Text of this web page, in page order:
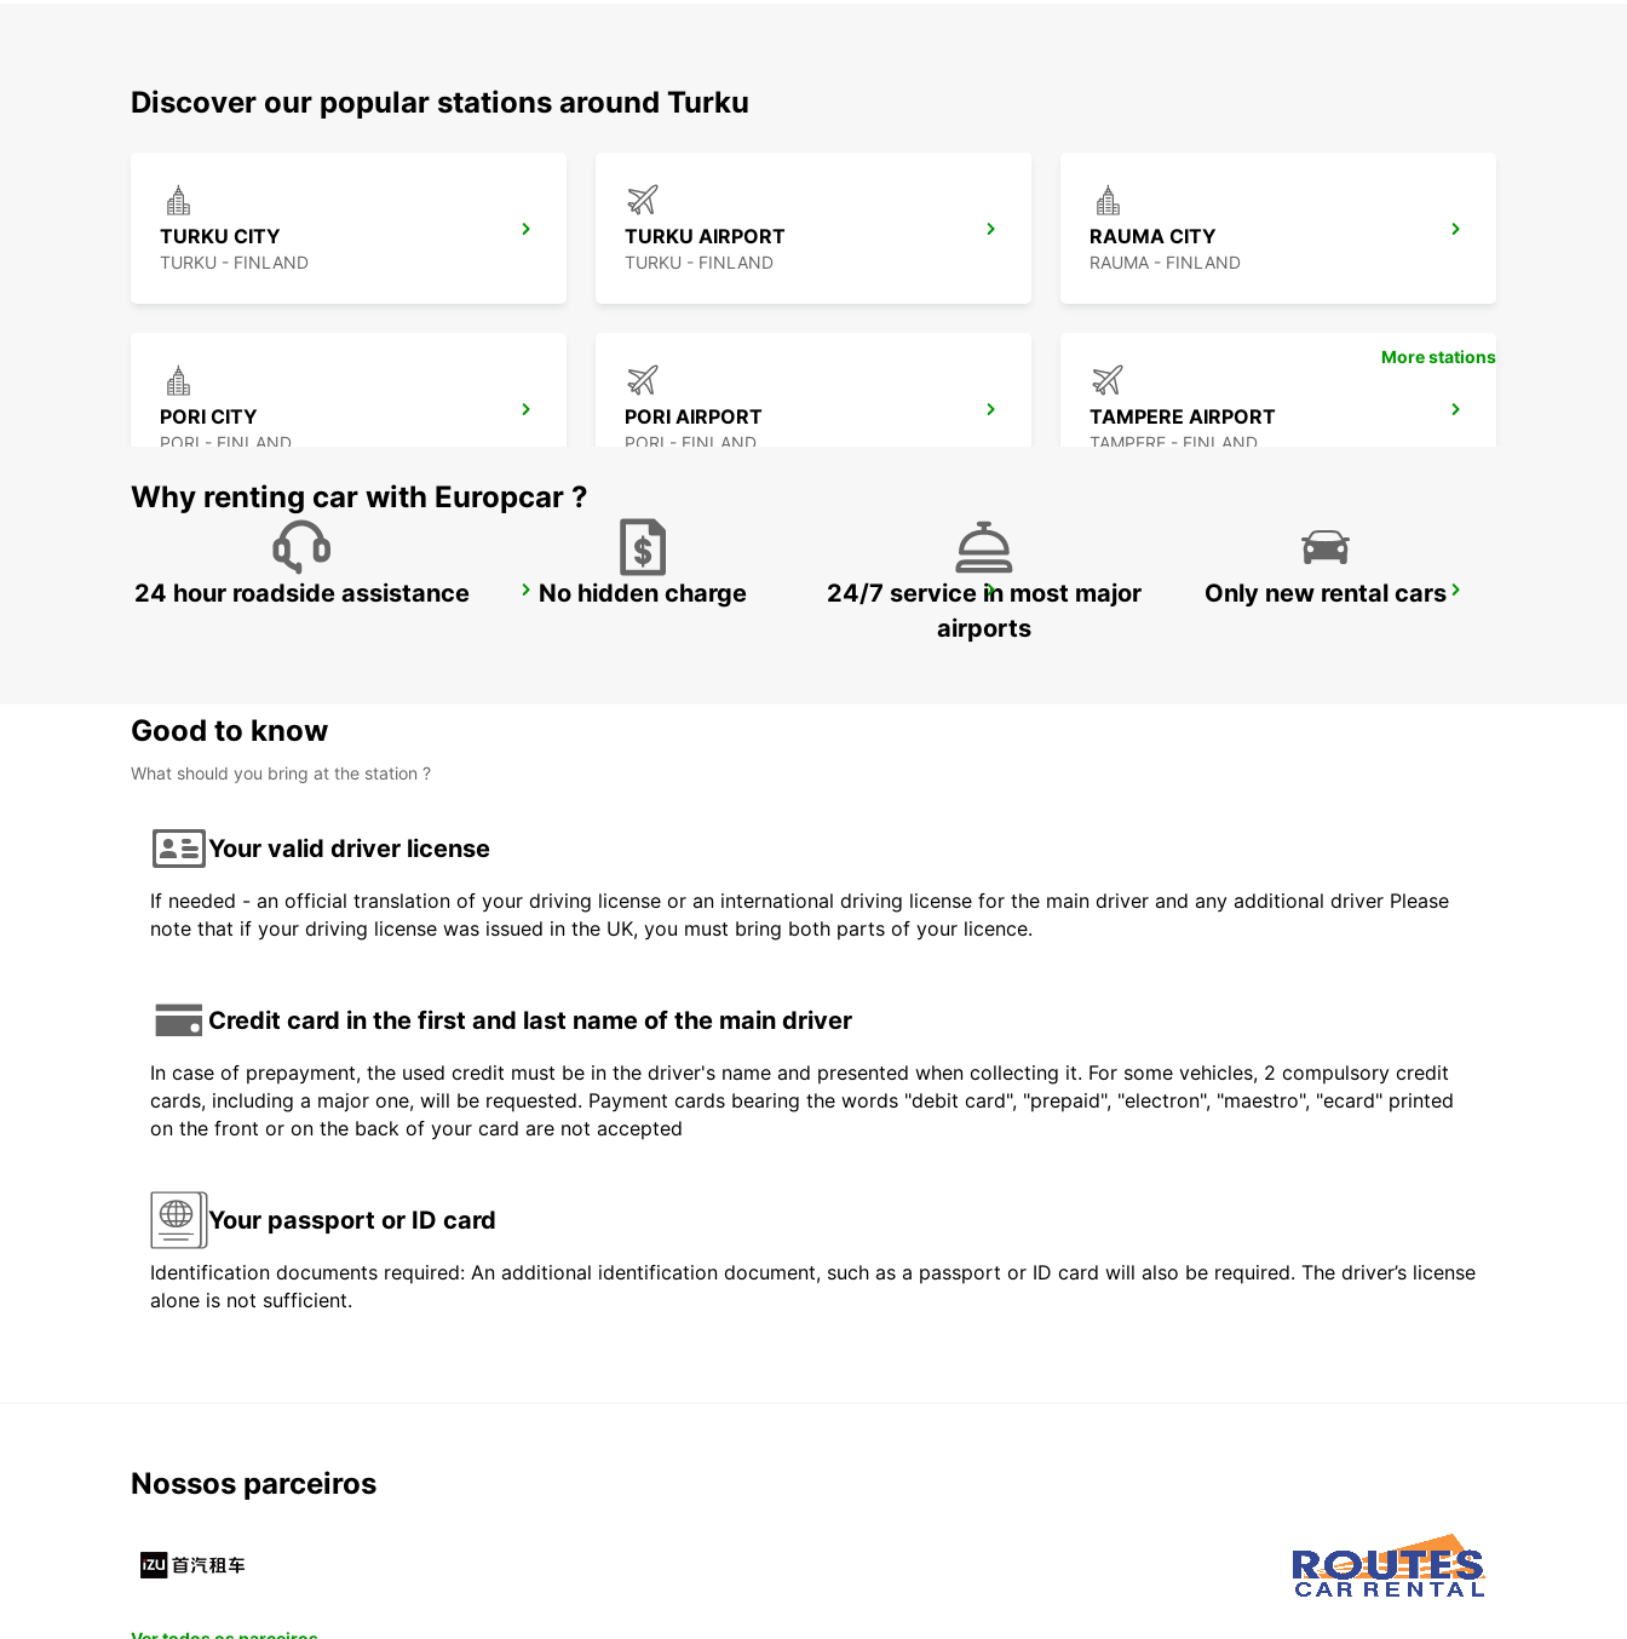
Discover our popular stations around Turku
TURKU CITY
TURKU - FINLAND
TURKU AIRPORT
TURKU - FINLAND
RAUMA CITY
RAUMA - FINLAND
PORI CITY
PORI - FINLAND
PORI AIRPORT
PORI - FINLAND
TAMPERE AIRPORT
TAMPERE - FINLAND
HAMEENLINNA CITY MAARIANHAMINA CITY MAARIANHAMINA AIRPORT
More stations
Why renting car with Europcar ?
24 hour roadside assistance No hidden charge
24/7 service in most major
airports
Only new rental cars
Good to know
What should you bring at the station ?
Your valid driver license
If needed - an official translation of your driving license or an international driving license for the main driver and any additional driver Please
note that if your driving license was issued in the UK, you must bring both parts of your licence.
Credit card in the first and last name of the main driver
In case of prepayment, the used credit must be in the driver's name and presented when collecting it. For some vehicles, 2 compulsory credit
cards, including a major one, will be requested. Payment cards bearing the words "debit card", "prepaid", "electron", "maestro", "ecard" printed
on the front or on the back of your card are not accepted
Your passport or ID card
Identification documents required: An additional identification document, such as a passport or ID card will also be required. The driver’s license
alone is not sufficient.
Nossos parceiros